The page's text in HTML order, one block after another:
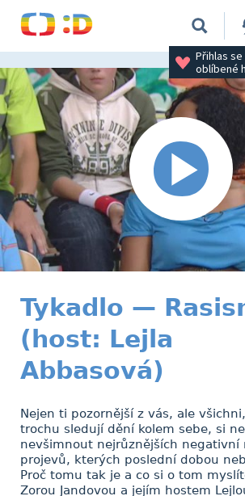
Přihlas se
oblíbené
Tykadlo —
(host: Lejla
Abbasová)
Nejen ti pozornější z vás, ale
trochu sledují dění kolem sebe, si
nevšimnout nejrůznějších negativní
projevů, kterých poslední dobou
Proč tomu tak je a co si o tom
Zorou Jandovou a jejím hostem